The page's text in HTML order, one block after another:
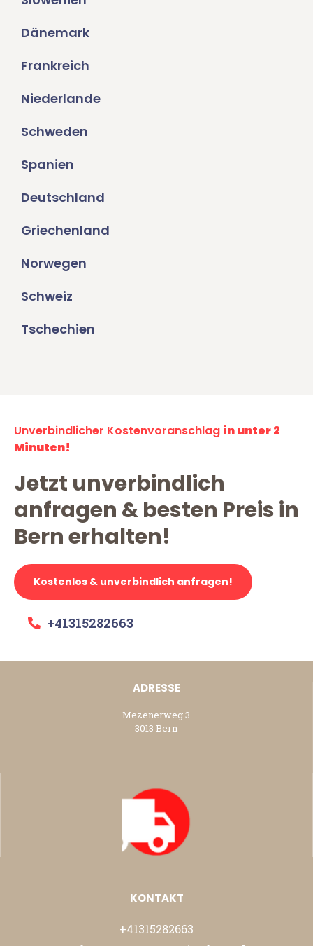
Dänemark
Frankreich
Niederlande
Schweden
Spanien
Deutschland
Griechenland
Norwegen
Schweiz
Tschechien
Unverbindlicher Kostenvoranschlag in unter 2
Minuten!
Jetzt unverbindlich
anfragen & besten Preis in
Bern erhalten!
Kostenlos & unverbindlich anfragen!
+41315282663
ADRESSE
Mezenerweg 3
3013 Bern
KONTAKT
+41315282663